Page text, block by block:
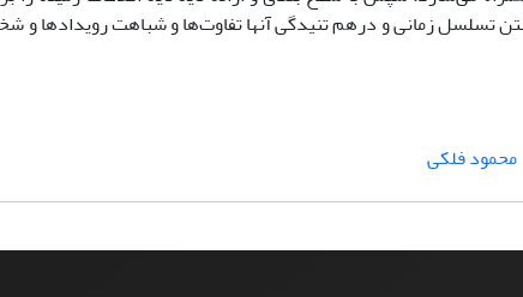
تسلسل زمانی و درهم تنیدگی آنها تفاوت‌ها و شباهت‌ رویدادها و
محمود فلکی